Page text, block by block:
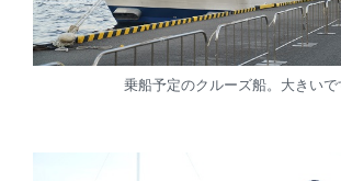
乗船予定のクルーズ船。大きいで